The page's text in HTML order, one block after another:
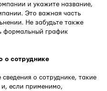
и укажите название,
Это важная часть
Не забудьте также
формальный график
о сотруднике
о сотруднике, такие
если применимо,